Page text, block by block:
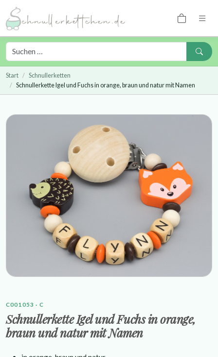
Start
Schnullerketten
Schnullerkette Igel und Fuchs in orange, braun und natur mit Namen
C001053 · C
Schnullerkette Igel und Fuchs in orange,
braun und natur mit Namen